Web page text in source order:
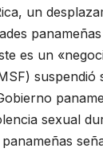
un
es un
sexual